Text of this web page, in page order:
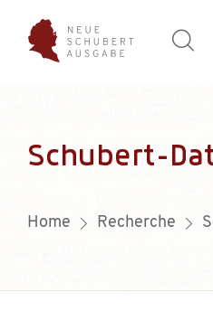
Schubert-
Home Recherche